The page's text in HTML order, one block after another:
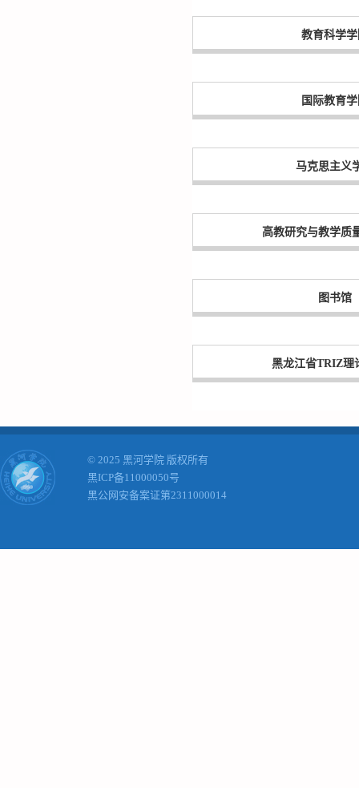
教育科学
国际教育
马克思主义
高教研究与教学质
图书馆
黑龙江省TRIZ理
© 2025 黑河学院 版权所有
黑ICP备11000050号
黑公网安备案证第2311000014